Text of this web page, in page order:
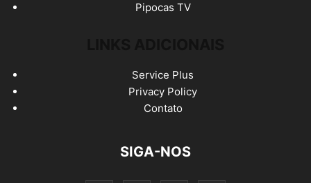
Pipocas TV
Service Plus
Privacy Policy
Contato
SIGA-NOS